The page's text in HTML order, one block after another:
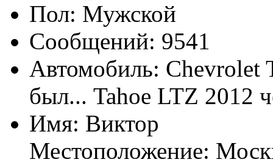
Пол:
Сообщений: 9541
Автомобиль: Chevrolet
был... Tahoe LTZ 2012
Имя: Виктор
Местоположение: